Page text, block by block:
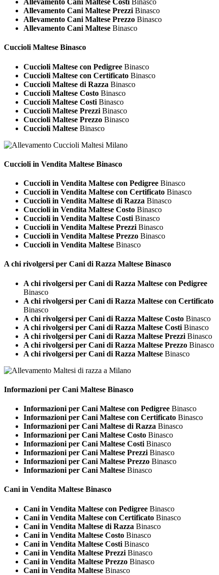
Allevamento Cani Maltese Costi Binasco
Allevamento Cani Maltese Prezzi Binasco
Allevamento Cani Maltese Prezzo Binasco
Allevamento Cani Maltese Binasco
Cuccioli Maltese Binasco
Cuccioli Maltese con Pedigree Binasco
Cuccioli Maltese con Certificato Binasco
Cuccioli Maltese di Razza Binasco
Cuccioli Maltese Costo Binasco
Cuccioli Maltese Costi Binasco
Cuccioli Maltese Prezzi Binasco
Cuccioli Maltese Prezzo Binasco
Cuccioli Maltese Binasco
Cuccioli in Vendita Maltese Binasco
Cuccioli in Vendita Maltese con Pedigree Binasco
Cuccioli in Vendita Maltese con Certificato Binasco
Cuccioli in Vendita Maltese di Razza Binasco
Cuccioli in Vendita Maltese Costo Binasco
Cuccioli in Vendita Maltese Costi Binasco
Cuccioli in Vendita Maltese Prezzi Binasco
Cuccioli in Vendita Maltese Prezzo Binasco
Cuccioli in Vendita Maltese Binasco
A chi rivolgersi per Cani di Razza Maltese Binasco
A chi rivolgersi per Cani di Razza Maltese con Pedigree
Binasco
A chi rivolgersi per Cani di Razza Maltese con Certificato
Binasco
A chi rivolgersi per Cani di Razza Maltese Costo Binasco
A chi rivolgersi per Cani di Razza Maltese Costi Binasco
A chi rivolgersi per Cani di Razza Maltese Prezzi Binasco
A chi rivolgersi per Cani di Razza Maltese Prezzo Binasco
A chi rivolgersi per Cani di Razza Maltese Binasco
Informazioni per Cani Maltese Binasco
Informazioni per Cani Maltese con Pedigree Binasco
Informazioni per Cani Maltese con Certificato Binasco
Informazioni per Cani Maltese di Razza Binasco
Informazioni per Cani Maltese Costo Binasco
Informazioni per Cani Maltese Costi Binasco
Informazioni per Cani Maltese Prezzi Binasco
Informazioni per Cani Maltese Prezzo Binasco
Informazioni per Cani Maltese Binasco
Cani in Vendita Maltese Binasco
Cani in Vendita Maltese con Pedigree Binasco
Cani in Vendita Maltese con Certificato Binasco
Cani in Vendita Maltese di Razza Binasco
Cani in Vendita Maltese Costo Binasco
Cani in Vendita Maltese Costi Binasco
Cani in Vendita Maltese Prezzi Binasco
Cani in Vendita Maltese Prezzo Binasco
Cani in Vendita Maltese Binasco